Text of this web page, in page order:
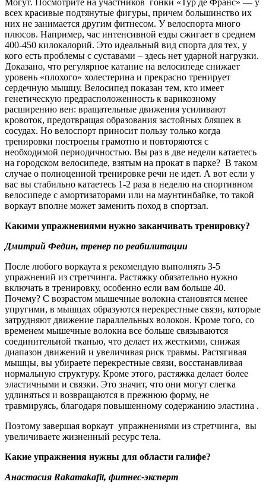
всех красивые подтянутые фигуры, причем большинство их
них не занимается другим фитнесом. У велоспорта много
плюсов. Например, час интенсивной езды сжигает в среднем
400-450 килокалорий. Это идеальный вид спорта для тех, у
кого есть проблемы с суставами – здесь нет ударной нагрузки.
Доказано, что регулярное катание на велосипеде снижает
уровень «плохого» холестерина и прекрасно тренирует
сердечную мышцу. Велосипед показан тем, кто имеет
генетическую предрасположенность к варикозному
расширению вен: вращательные движения усиливают
кровоток, предотвращая образования застойных бляшек в
сосудах. Но велоспорт приносит пользу только когда
тренировки построены грамотно и повторяются с
необходимой периодичностью. Вы раз в две недели катаетесь
на городском велосипеде, взятым на прокат в парке? В таком
случае о полноценной тренировке речи не идет. А вот если у
вас вы стабильно катаетесь 1-2 раза в неделю на спортивном
велосипеде с амортизаторами или на маунтинбайке, то такой
воркаут вполне может заменить поход в спортзал.
Какими упражнениями нужно заканчивать тренировку?
Дмитрий Федин, тренер по реабилитации
После любого воркаута я рекомендую выполнять 3-5
упражнений из стретчинга. Растяжку обязательно нужно
включать в тренировку, особенно если вам больше 40.
Почему? С возрастом мышечные волокна становятся менее
упругими, в мышцах образуются перекрестные связи, которые
затрудняют движение параллельных волокон. Кроме того, со
временем мышечные волокна все больше связываются
соединительной тканью, что делает их жесткими, снижая
диапазон движений и увеличивая риск травмы. Растягивая
мышцы, вы убираете перекрестные связи, восстанавливая
нормальную структуру. Кроме этого, растяжка делает более
эластичными и связки. Это значит, что они могут слегка
удлиняться и возвращаются в прежнюю форму, не
травмируясь, благодаря повышенному содержанию эластина .
Поэтому завершая воркаут упражнениями из стретчинга, вы
увеличиваете жизненный ресурс тела.
Какие упражнения нужны для области галифе?
Анастасия Rakamakafit, фитнес-эксперт